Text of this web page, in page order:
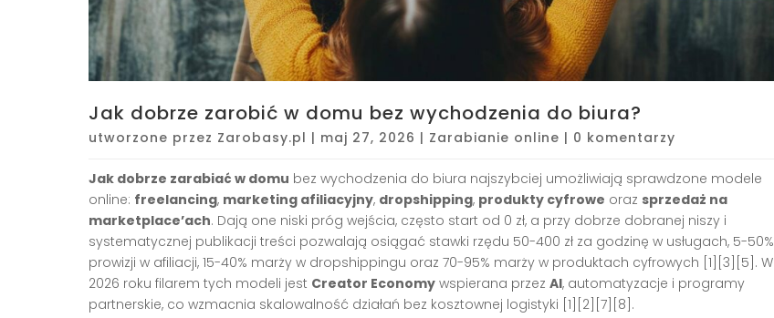
Jak dobrze zarobić w domu bez wychodzenia do biura?
utworzone przez Zarobasy.pl | maj 27, 2026 | Zarabianie online | 0 komentarzy
Jak dobrze zarabiać w domu bez wychodzenia do biura najszybciej umożliwiają sprawdzone modele
online: freelancing, marketing afiliacyjny, dropshipping, produkty cyfrowe oraz sprzedaż na
marketplace’ach. Dają one niski próg wejścia, często start od 0 zł, a przy dobrze dobranej niszy i
systematycznej publikacji treści pozwalają osiągać stawki rzędu 50-400 zł za godzinę w usługach, 5-50%
prowizji w afiliacji, 15-40% marży w dropshippingu oraz 70-95% marży w produktach cyfrowych [1][3][5]. W
2026 roku filarem tych modeli jest Creator Economy wspierana przez AI, automatyzacje i programy
partnerskie, co wzmacnia skalowalność działań bez kosztownej logistyki [1][2][7][8].